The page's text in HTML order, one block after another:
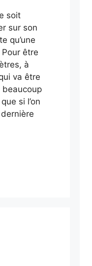
soit
sur son
qu’une
être
à
va être
beaucoup
si l’on